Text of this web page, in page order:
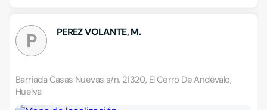
P PEREZ VOLANTE, M.
Barriada Casas Nuevas s/n, 21320, El Cerro De Andévalo,
Huelva